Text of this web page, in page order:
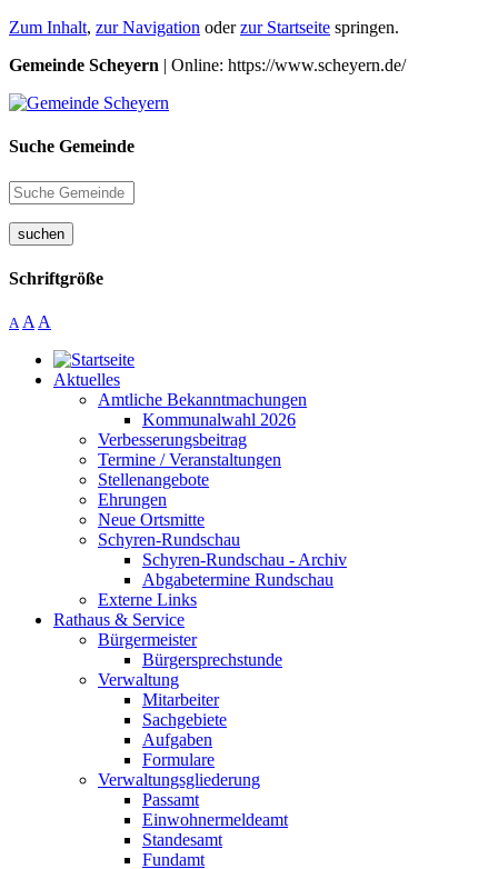
Zum Inhalt, zur Navigation oderzur Startseite springen.
Gemeinde Scheyern | Online: https://www.scheyern.de/
Suche Gemeinde
suchen
Schriftgröße
A A A
Aktuelles
Amtliche Bekanntmachungen
Kommunalwahl 2026
Verbesserungsbeitrag
Termine / Veranstaltungen
Stellenangebote
Ehrungen
Neue Ortsmitte
Schyren-Rundschau
Schyren-Rundschau - Archiv
Abgabetermine Rundschau
Externe Links
Rathaus & Service
Bürgermeister
Bürgersprechstunde
Verwaltung
Mitarbeiter
Sachgebiete
Aufgaben
Formulare
Verwaltungsgliederung
Passamt
Einwohnermeldeamt
Standesamt
Fundamt